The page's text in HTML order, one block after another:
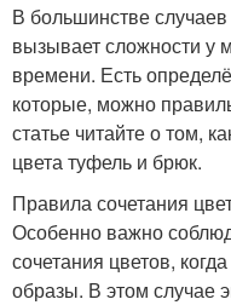
В большинстве
вызывает сложности у
времени. Есть
которые, можно
статье читайте о том,
цвета туфель и брюк.
Правила сочетания
Особенно важно
сочетания цветов,
образы. В этом случае